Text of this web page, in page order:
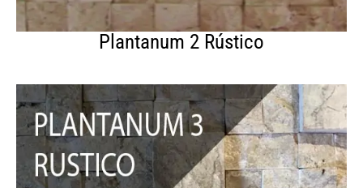
Plantanum 2 Rústico